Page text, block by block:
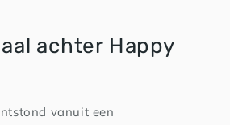
achter Happy
vanuit een